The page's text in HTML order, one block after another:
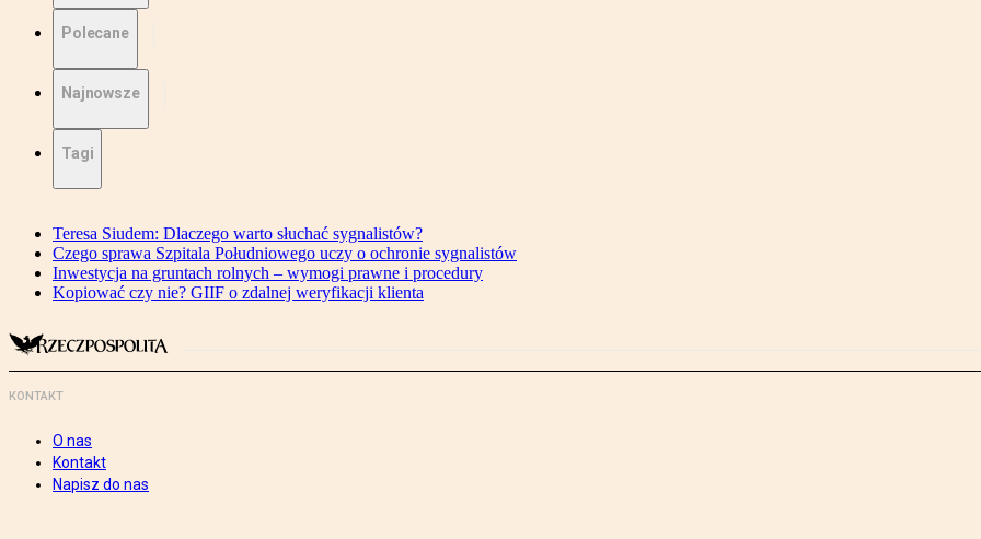
Polecane
Najnowsze
Tagi
Teresa Siudem: Dlaczego warto słuchać sygnalistów?
Czego sprawa Szpitala Południowego uczy o ochronie sygnalistów
Inwestycja na gruntach rolnych – wymogi prawne i procedury
Kopiować czy nie? GIIF o zdalnej weryfikacji klienta
KONTAKT
O nas
Kontakt
Napisz do nas